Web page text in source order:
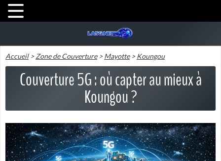
Accueil>Zone de Couverture>Mayotte>Koungou
Couverture 5G : où capter au mieux à
Koungou ?